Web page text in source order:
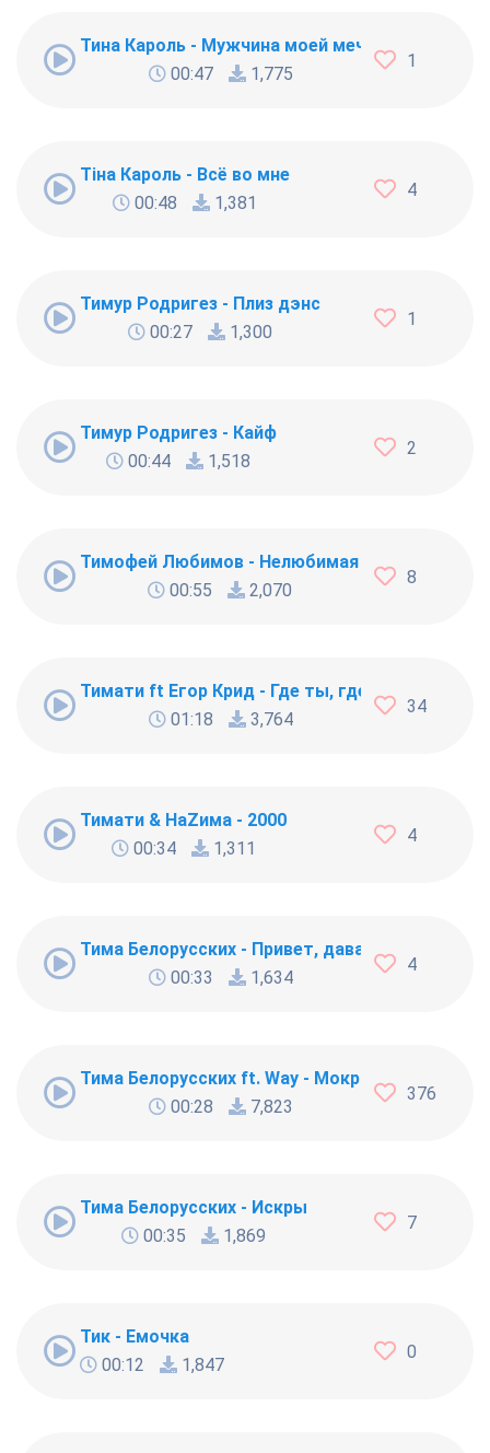
Тина Кароль - Мужчина моей мечты
00:47
1,775
1
Тіна Кароль - Всё во мне
00:48
1,381
4
Тимур Родригез - Плиз дэнс
00:27
1,300
1
Тимур Родригез - Кайф
00:44
1,518
2
Тимофей Любимов - Нелюбимая
00:55
2,070
8
Тимати ft Егор Крид - Где ты, где я
01:18
3,764
34
Тимати & НаZима - 2000
00:34
1,311
4
Тима Белорусских - Привет, давай перевернём
00:33
1,634
4
Тима Белорусских ft. Way - Мокрые кроссы
00:28
7,823
376
Тима Белорусских - Искры
00:35
1,869
7
Тик - Емочка
00:12
1,847
0